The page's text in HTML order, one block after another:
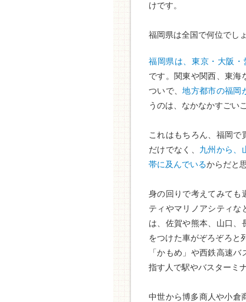
けです。
福岡県は全国で何位でし
福岡県は、東京・大阪
です。関東や関西、東海
ついで、地方都市の福岡
うのは、なかなかすごい
これはもちろん、福岡で
だけでなく、 九州から、
帯に及んでいるからだと
身の回りで考えてみても
ティやマリノアシティな
は、佐賀や熊本、山口、
をつけた車がぞろぞろと
「かもめ」や西鉄高速
指す人で駅やバスターミ
中世から博多商人や小倉